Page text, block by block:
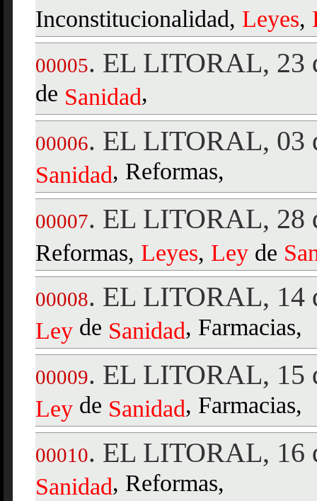
Inconstitucionalidad, Leyes,
00005. EL LITORAL, 23
de Sanidad,
00006. EL LITORAL, 03
Sanidad, Reformas,
00007. EL LITORAL, 28
Reformas, Leyes, Ley de
00008. EL LITORAL, 14
Ley de Sanidad, Farmacias,
00009. EL LITORAL, 15
Ley de Sanidad, Farmacias,
00010. EL LITORAL, 16
Sanidad, Reformas,